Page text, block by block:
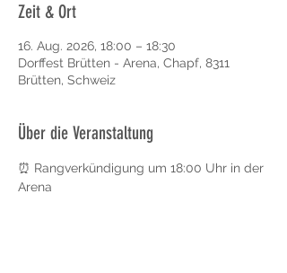
Zeit & Ort
16. Aug. 2026, 18:00 – 18:30
Dorffest Brütten - Arena, Chapf, 8311
Brütten, Schweiz
Über die Veranstaltung
⏰ Rangverkündigung um 18:00 Uhr in der
Arena